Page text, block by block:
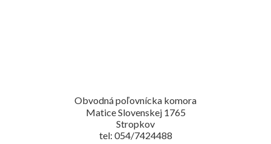
Obvodná poľovnícka komora
Matice Slovenskej 1765
Stropkov
tel: 054/7424488